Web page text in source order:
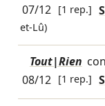
07/12 [1 rep.]
et-Lû)
Tout|Rien
08/12 [1 rep.]